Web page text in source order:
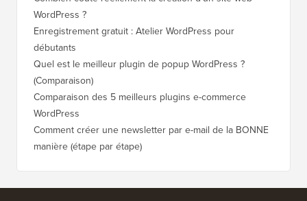
WordPress ?
Enregistrement gratuit : Atelier WordPress pour
débutants
Quel est le meilleur plugin de popup WordPress ?
(Comparaison)
Comparaison des 5 meilleurs plugins e-commerce
WordPress
Comment créer une newsletter par e-mail de la BONNE
manière (étape par étape)